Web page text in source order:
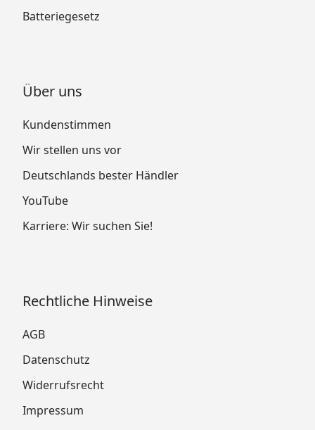
Batteriegesetz
Über uns
Kundenstimmen
Wir stellen uns vor
Deutschlands bester Händler
YouTube
Karriere: Wir suchen Sie!
Rechtliche Hinweise
AGB
Datenschutz
Widerrufsrecht
Impressum